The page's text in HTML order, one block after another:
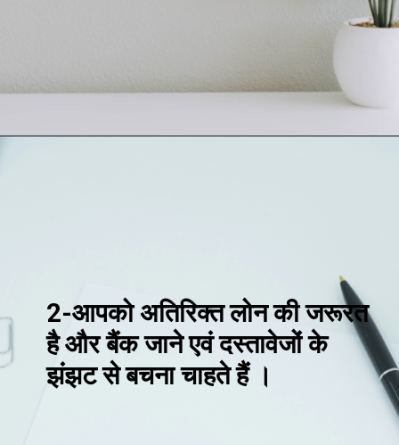
2-आपको अतिरिक्त लोन की जरूरत
है और बैंक जाने एवं दस्तावेजों के
झंझट से बचना चाहते हैं ।